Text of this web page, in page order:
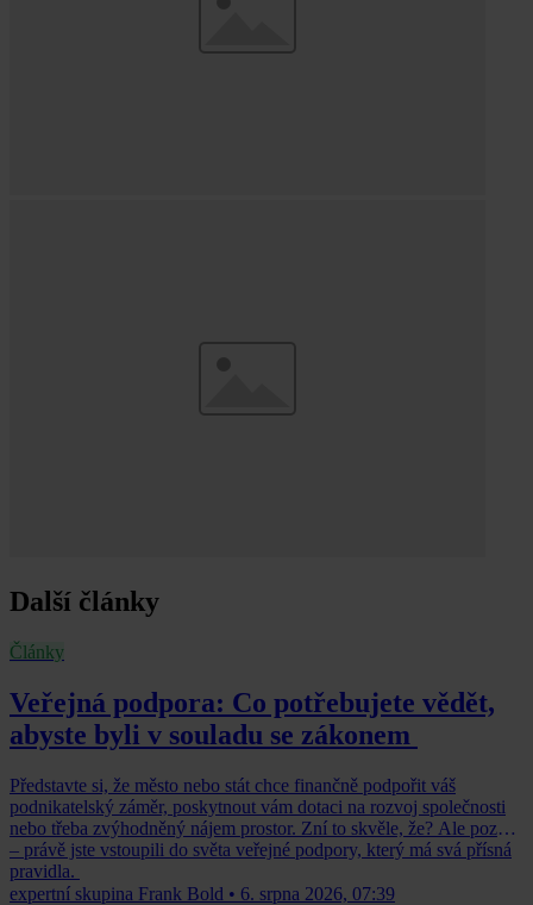
Další články
Články
Veřejná podpora: Co potřebujete vědět,
abyste byli v souladu se zákonem
Představte si, že město nebo stát chce finančně podpořit váš
podnikatelský záměr, poskytnout vám dotaci na rozvoj společnosti
nebo třeba zvýhodněný nájem prostor. Zní to skvěle, že? Ale pozor
– právě jste vstoupili do světa veřejné podpory, který má svá přísná
pravidla.
expertní skupina Frank Bold • 6. srpna 2026, 07:39